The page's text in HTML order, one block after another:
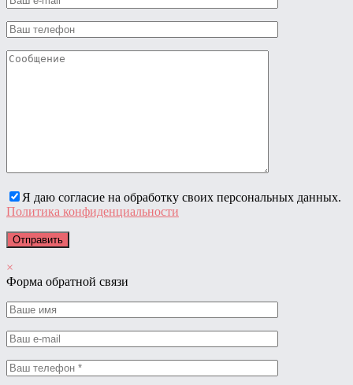
Я даю согласие на обработку своих персональных данных.
Политика конфиденциальности
×
Форма обратной связи